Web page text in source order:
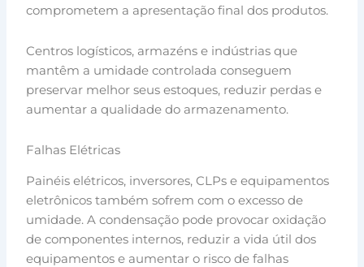
comprometem a apresentação final dos produtos.
Centros logísticos, armazéns e indústrias que
mantêm a umidade controlada conseguem
preservar melhor seus estoques, reduzir perdas e
aumentar a qualidade do armazenamento.
Falhas Elétricas
Painéis elétricos, inversores, CLPs e equipamentos
eletrônicos também sofrem com o excesso de
umidade. A condensação pode provocar oxidação
de componentes internos, reduzir a vida útil dos
equipamentos e aumentar o risco de falhas